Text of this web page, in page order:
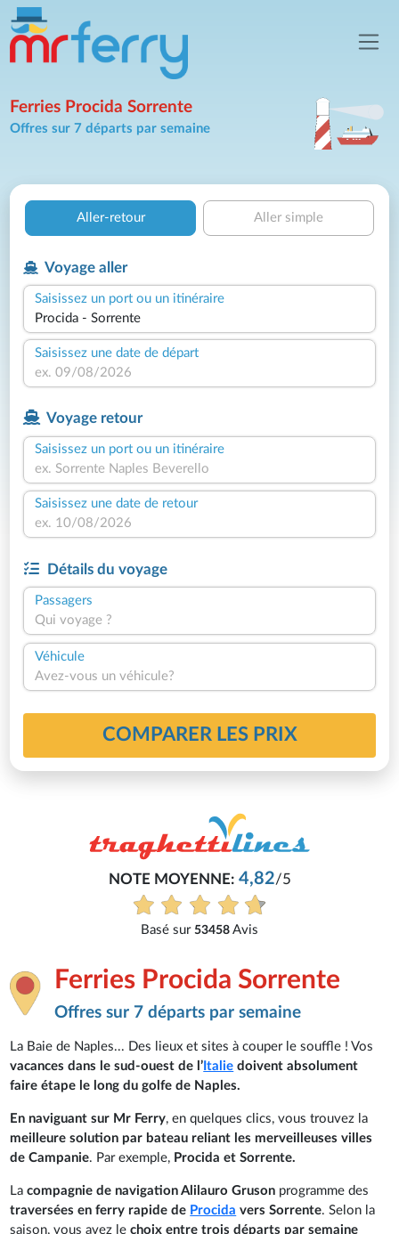
Ferries Procida Sorrente
Offres sur 7 départs par semaine
Aller-retour Aller simple
Voyage aller
Saisissez un port ou un itinéraire
Saisissez une date de départ
Voyage retour
Saisissez un port ou un itinéraire
Saisissez une date de retour
Détails du voyage
Passagers
Qui voyage ?
Véhicule
Avez-vous un véhicule?
COMPARER LES PRIX
NOTE MOYENNE:4,82/5
Basé sur53458Avis
Ferries Procida Sorrente
Offres sur 7 départs par semaine
La Baie de Naples... Des lieux et sites à couper le souffle ! Vos
vacances dans le sud-ouest de l’Italie doivent absolument
faire étape le long du golfe de Naples.
En naviguant sur Mr Ferry, en quelques clics, vous trouvez la
meilleure solution par bateau reliant les merveilleuses villes
de Campanie. Par exemple, Procida et Sorrente.
Lacompagnie de navigation Alilauro Gruson programme des
traversées en ferry rapide de Procida vers Sorrente. Selon la
saison, vous avez lechoix entre trois départs par semaine